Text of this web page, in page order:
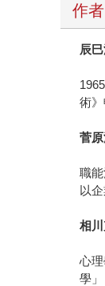
作者
辰
術
菅
職
以
相
心
學